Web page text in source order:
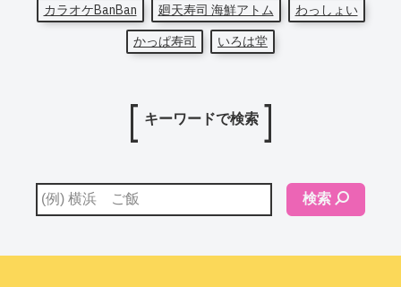
カラオケBanBan
廻天寿司 海鮮アトム
わっしょい
かっぱ寿司
いろは堂
キーワードで検索
検索